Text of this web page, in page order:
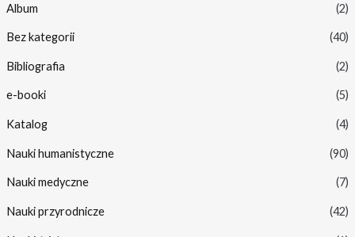
Album (2)
Bez kategorii (40)
Bibliografia (2)
e-booki (5)
Katalog (4)
Nauki humanistyczne (90)
Nauki medyczne (7)
Nauki przyrodnicze (42)